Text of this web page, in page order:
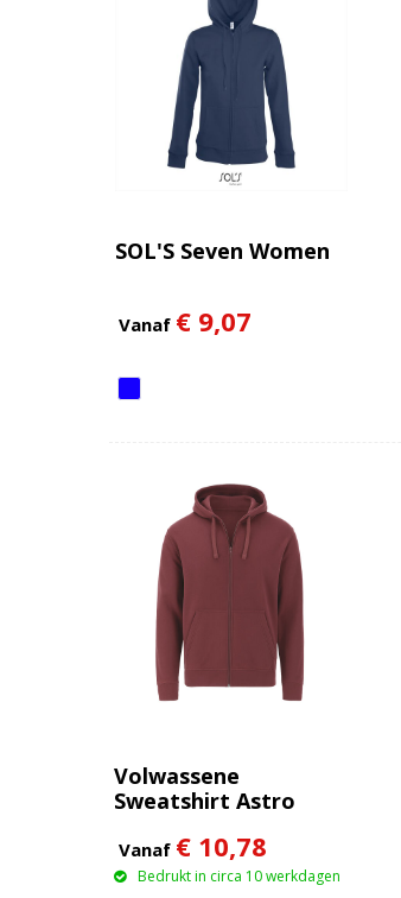
SOL'S Seven Women
Vanaf € 9,07
Volwassene
Sweatshirt Astro
Vanaf € 10,78
Bedrukt in circa 10 werkdagen